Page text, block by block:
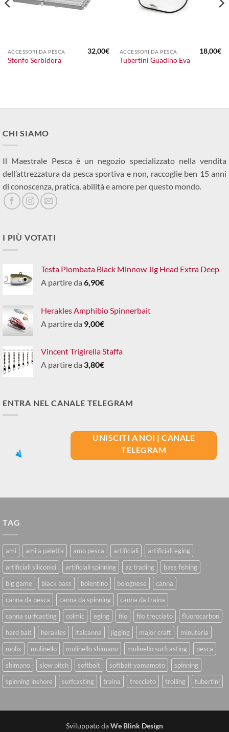
ACCESSORI DA PESCA
Stonfo Serbidora
32,00€ ACCESSORI DA PESCA
Tubertini Guadino Eva
18,00€
CHI SIAMO
Il Maestrale Pesca è un negozio specializzato nella vendita
dell’attrezzatura da pesca sportiva e non, raccoglie ben 15 anni
di conoscenza, pratica, abilità e amore per questo mondo.
I PIÙ VOTATI
Testa Piombata Black Minnow Jig Head Extra Deep
A partire da 6,90€
Herakles Amphibio Spinnerbait
A partire da 9,00€
Vincent Trigirella Staffa
A partire da 3,80€
ENTRA NEL CANALE TELEGRAM
UNISCITI A NOI | CANALE
TELEGRAM
TAG
ami ami a paletta amo pesca artificiali
artificiali eging
artificiali siliconici
artificiali spinning az trading
bass fishing
big game
black bass bolentino bolognese
canna
canna da pesca
canna da spinning
canna da traina
canna surfcasting
colmic eging filo filo trecciato
fluorocarbon
hard bait
herakles italcanna jigging major craft
minuteria
molix
mulinello mulinello shimano mulinello surfcasting
pesca
shimano
slow pitch softbait softbait yamamoto
spinning
spinning inshore
surfcasting traina trecciato trolling tubertini
Sviluppato daWe Blink Design